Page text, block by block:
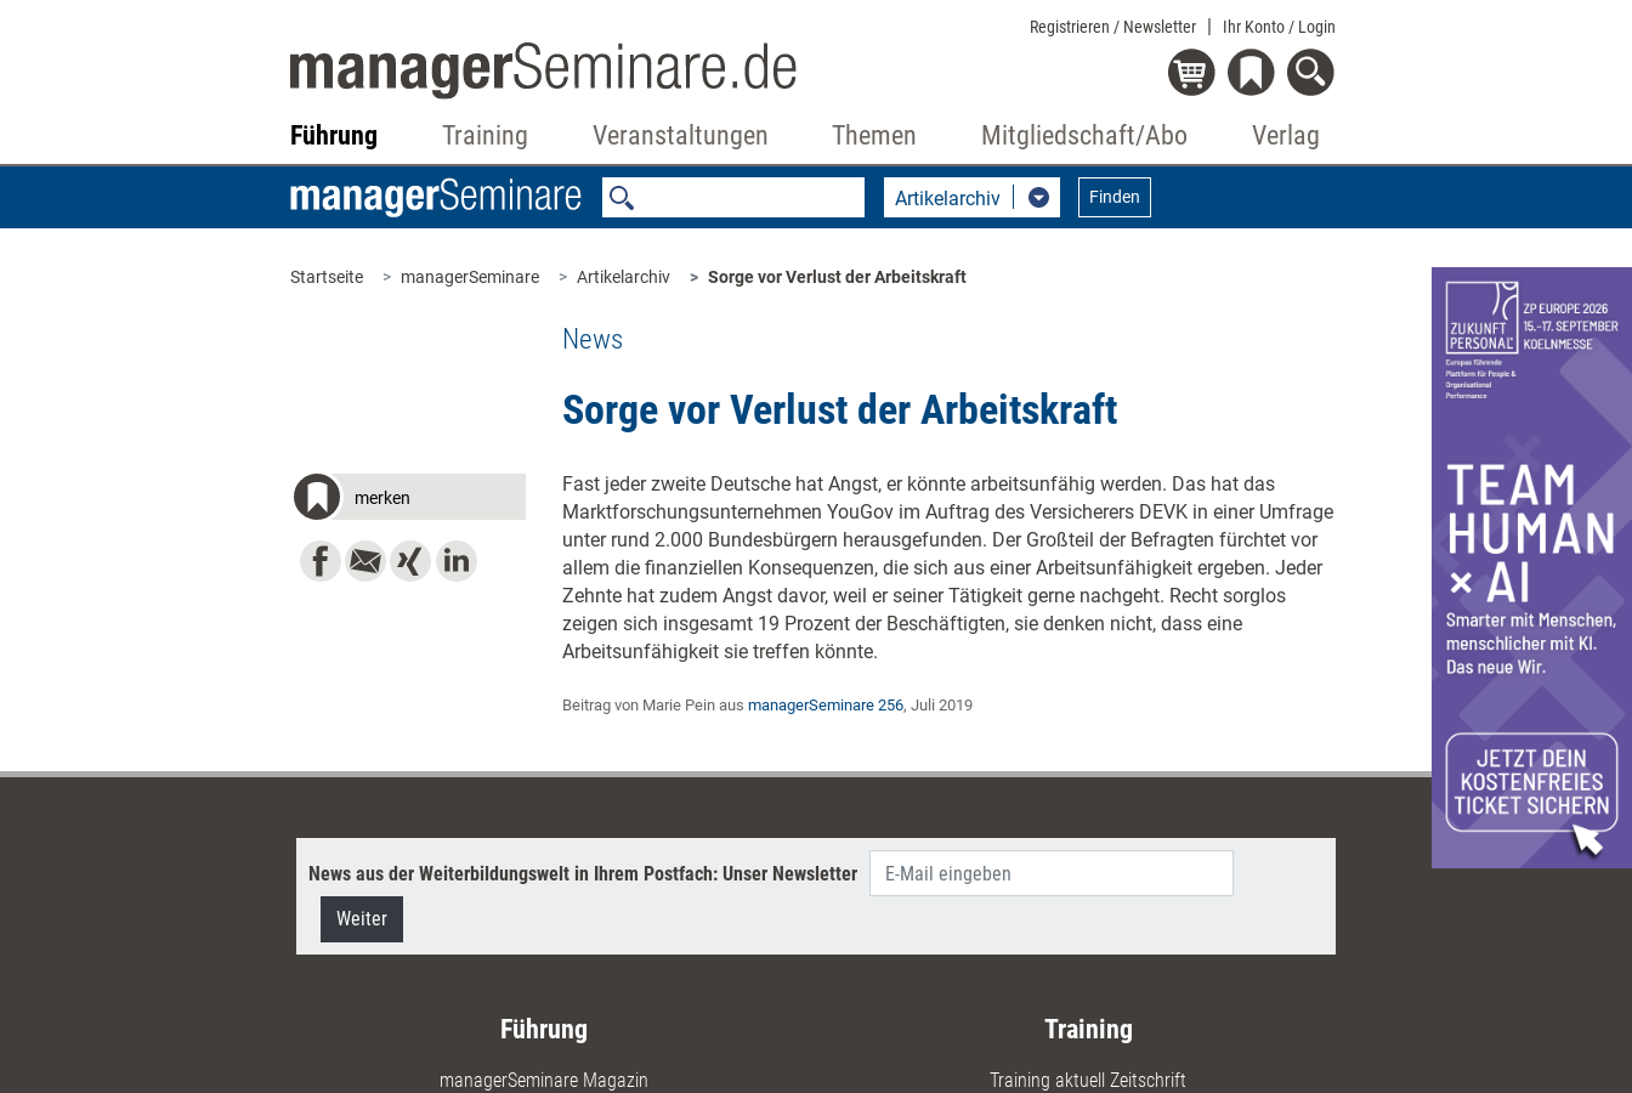
Registrieren / Newsletter Ihr Konto / Login
Führung Training Veranstaltungen Themen Mitgliedschaft/Abo Verlag
Artikelarchiv Finden
Startseite managerSeminare Artikelarchiv Sorge vor Verlust der Arbeitskraft
News
Sorge vor Verlust der Arbeitskraft
merken
Fast jeder zweite Deutsche hat Angst, er könnte arbeitsunfähig werden. Das hat das
Marktforschungsunternehmen YouGov im Auftrag des Versicherers DEVK in einer Umfrage
unter rund 2.000 Bundesbürgern herausgefunden. Der Großteil der Befragten fürchtet vor
allem die finanziellen Konsequenzen, die sich aus einer Arbeitsunfähigkeit ergeben. Jeder
Zehnte hat zudem Angst davor, weil er seiner Tätigkeit gerne nachgeht. Recht sorglos
zeigen sich insgesamt 19 Prozent der Beschäftigten, sie denken nicht, dass eine
Arbeitsunfähigkeit sie treffen könnte.
Beitrag von Marie Pein aus managerSeminare 256, Juli 2019
News aus der Weiterbildungswelt in Ihrem Postfach: Unser Newsletter
Weiter
Führung
managerSeminare Magazin
Training
Training aktuell Zeitschrift